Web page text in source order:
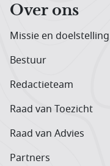
Over ons
Missie en doelstelling
Bestuur
Redactieteam
Raad van Toezicht
Raad van Advies
Partners